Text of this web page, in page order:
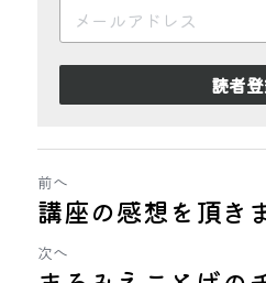
読者
前へ
講座の感想を頂き
次へ